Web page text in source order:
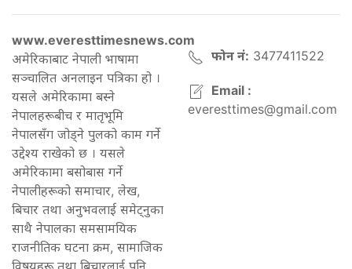
www.everesttimesnews.com
अमेरिकाबाट नेपाली भाषामा
सञ्चालित अनलाइन पत्रिका हो ।
यसले अमेरिकामा बस्ने
नेपालहरूबीच र मातृभूमि
नेपालसँग जोड्ने पुलको काम गर्ने
उद्देश्य राखेको छ । यसले
अमेरिकामा बसोबास गर्ने
नेपालीहरूको समाचार, लेख,
बिचार तथा अनुभवलाई समेट्नुका
साथै नेपालका समसामयिक
राजनीतिक घटना क्रम, सामाजिक
फोन नं: 3477411522
Email :
everesttimes@gmail.com